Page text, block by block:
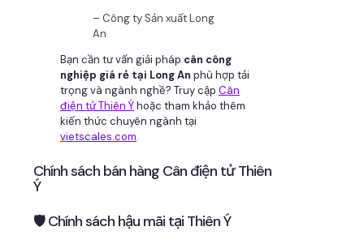
– Công ty Sản xuất Long
An
Bạn cần tư vấn giải pháp cân công
nghiệp giá rẻ tại Long An phù hợp tải
trọng và ngành nghề? Truy cập Cân
điện tử Thiên Ýhoặc tham khảo thêm
kiến thức chuyên ngành tại
vietscales.com.
Chính sách bán hàng Cân điện tử Thiên
Ý
🛡 Chính sách hậu mãi tại Thiên Ý